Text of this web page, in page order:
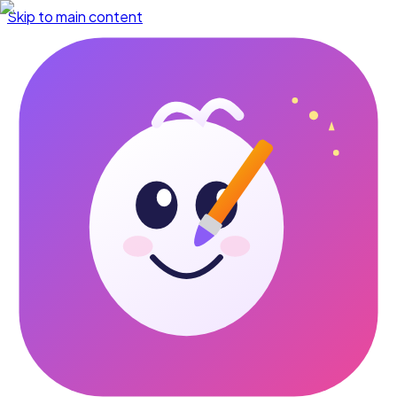
Skip to main content